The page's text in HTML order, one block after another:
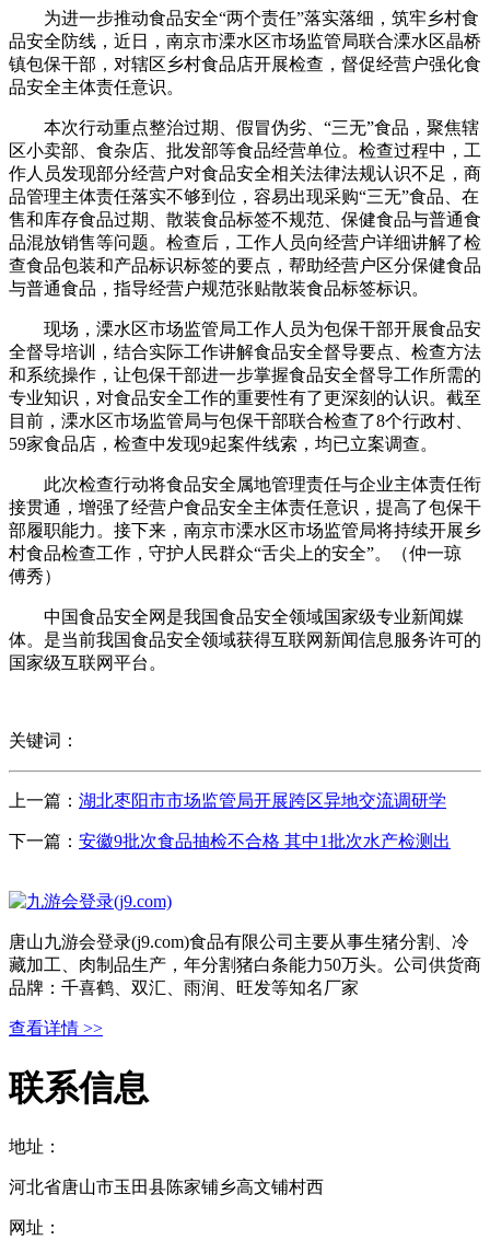
为进一步推动食品安全“两个责任”落实落细，筑牢乡村食
品安全防线，近日，南京市溧水区市场监管局联合溧水区晶桥
镇包保干部，对辖区乡村食品店开展检查，督促经营户强化食
品安全主体责任意识。
本次行动重点整治过期、假冒伪劣、“三无”食品，聚焦辖
区小卖部、食杂店、批发部等食品经营单位。检查过程中，工
作人员发现部分经营户对食品安全相关法律法规认识不足，商
品管理主体责任落实不够到位，容易出现采购“三无”食品、在
售和库存食品过期、散装食品标签不规范、保健食品与普通食
品混放销售等问题。检查后，工作人员向经营户详细讲解了检
查食品包装和产品标识标签的要点，帮助经营户区分保健食品
与普通食品，指导经营户规范张贴散装食品标签标识。
现场，溧水区市场监管局工作人员为包保干部开展食品安
全督导培训，结合实际工作讲解食品安全督导要点、检查方法
和系统操作，让包保干部进一步掌握食品安全督导工作所需的
专业知识，对食品安全工作的重要性有了更深刻的认识。截至
目前，溧水区市场监管局与包保干部联合检查了8个行政村、
59家食品店，检查中发现9起案件线索，均已立案调查。
此次检查行动将食品安全属地管理责任与企业主体责任衔
接贯通，增强了经营户食品安全主体责任意识，提高了包保干
部履职能力。接下来，南京市溧水区市场监管局将持续开展乡
村食品检查工作，守护人民群众“舌尖上的安全”。（仲一琼
傅秀）
中国食品安全网是我国食品安全领域国家级专业新闻媒
体。是当前我国食品安全领域获得互联网新闻信息服务许可的
国家级互联网平台。
关键词：
上一篇： 湖北枣阳市市场监管局开展跨区异地交流调研学
下一篇： 安徽9批次食品抽检不合格 其中1批次水产检测出
唐山九游会登录(j9.com)食品有限公司主要从事生猪分割、冷
藏加工、肉制品生产，年分割猪白条能力50万头。公司供货商
品牌：千喜鹤、双汇、雨润、旺发等知名厂家
查看详情 >>
联系信息
地址：
河北省唐山市玉田县陈家铺乡高文铺村西
网址：